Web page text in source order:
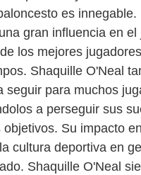
es innegable.
gran influencia en el
los mejores
Shaquille O'Neal
seguir para muchos
a perseguir sus
Su impacto
cultura deportiva en
Shaquille O'Neal